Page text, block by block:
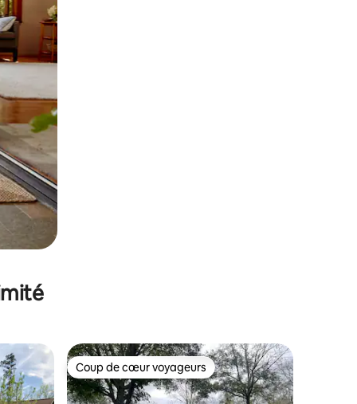
Coup de cœur voyageurs
Coup de cœur voyageurs